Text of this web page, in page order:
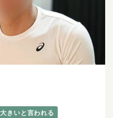
大きいと言われる